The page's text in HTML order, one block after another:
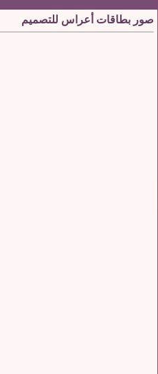
صور بطاقات أعراس للتصميم